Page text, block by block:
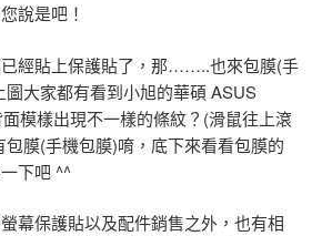
說是吧！
經貼上保護貼了，那……..也來包膜(手
大家都有看到小旭的華碩 ASUS
模樣出現不一樣的條紋？(滑鼠往上滾
膜(手機包膜)唷，底下來看看包膜的
下吧 ^^
幕保護貼以及配件銷售之外，也有相